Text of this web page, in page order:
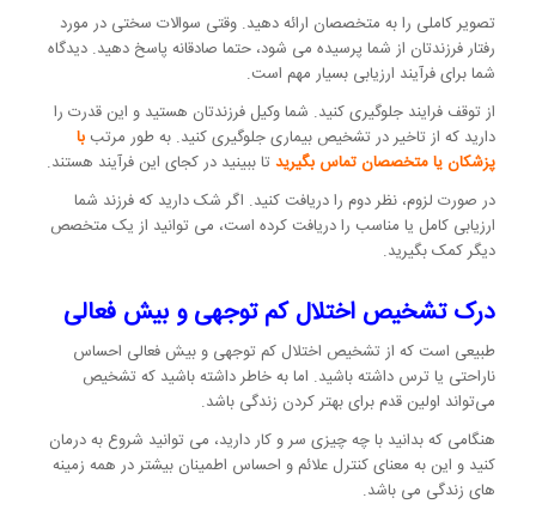
تصویر کاملی را به متخصصان ارائه دهید. وقتی سوالات سختی در مورد
رفتار فرزندتان از شما پرسیده می شود، حتما صادقانه پاسخ دهید. دیدگاه
شما برای فرآیند ارزیابی بسیار مهم است.
از توقف فرایند جلوگیری کنید. شما وکیل فرزندتان هستید و این قدرت را
دارید که از تاخیر در تشخیص بیماری جلوگیری کنید. به طور مرتب با
پزشکان یا متخصصان تماس بگیریدتا ببینید در کجای این فرآیند هستند.
در صورت لزوم، نظر دوم را دریافت کنید. اگر شک دارید که فرزند شما
ارزیابی کامل یا مناسب را دریافت کرده است، می توانید از یک متخصص
دیگر کمک بگیرید.
درک تشخیص اختلال کم توجهی و بیش فعالی
طبیعی است که از تشخیص اختلال کم توجهی و بیش فعالی احساس
ناراحتی یا ترس داشته باشید. اما به خاطر داشته باشید که تشخیص
می‌تواند اولین قدم برای بهتر کردن زندگی باشد.
هنگامی که بدانید با چه چیزی سر و کار دارید، می توانید شروع به درمان
کنید و این به معنای کنترل علائم و احساس اطمینان بیشتر در همه زمینه
های زندگی می باشد.